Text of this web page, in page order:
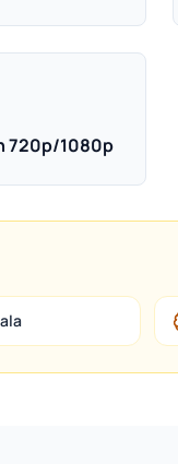
720p/1080p